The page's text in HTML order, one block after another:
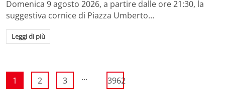
Domenica 9 agosto 2026, a partire dalle ore 21:30, la
suggestiva cornice di Piazza Umberto…
Leggi di più
1 2 3 ... 3962